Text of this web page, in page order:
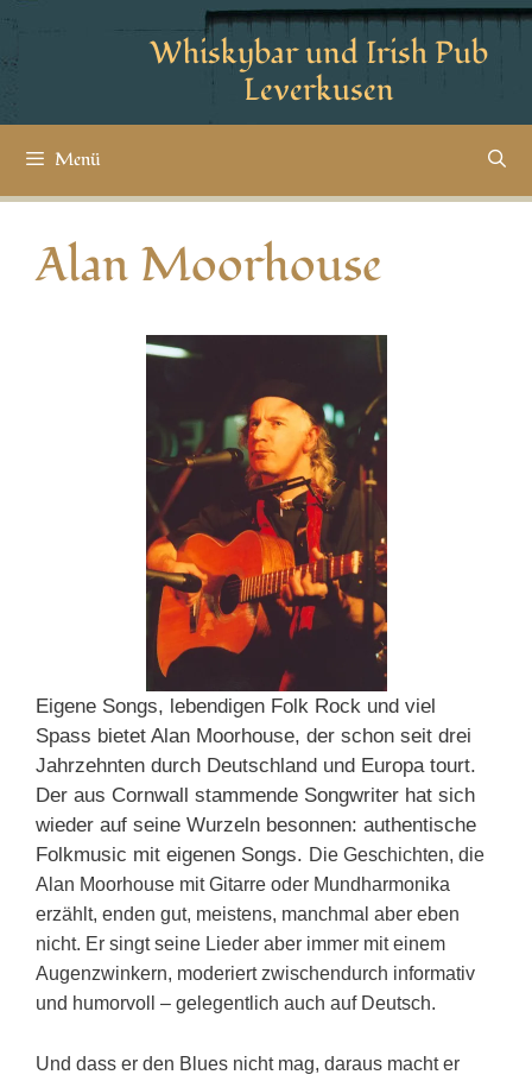
Whiskybar und Irish Pub
Leverkusen
Menü
Alan Moorhouse
Eigene Songs, lebendigen Folk Rock und viel
Spass bietet Alan Moorhouse, der schon seit drei
Jahrzehnten durch Deutschland und Europa tourt.
Der aus Cornwall stammende Songwriter hat sich
wieder auf seine Wurzeln besonnen: authentische
Folkmusic mit eigenen Songs. Die Geschichten, die
Alan Moorhouse mit Gitarre oder Mundharmonika
erzählt, enden gut, meistens, manchmal aber eben
nicht. Er singt seine Lieder aber immer mit einem
Augenzwinkern, moderiert zwischendurch informativ
und humorvoll – gelegentlich auch auf Deutsch.
Und dass er den Blues nicht mag, daraus macht er